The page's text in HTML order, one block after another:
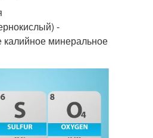
-
минеральное